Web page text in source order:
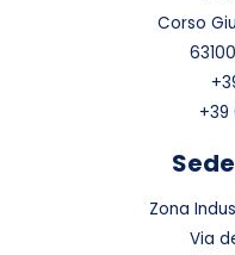
Corso
+39
Zona
Via